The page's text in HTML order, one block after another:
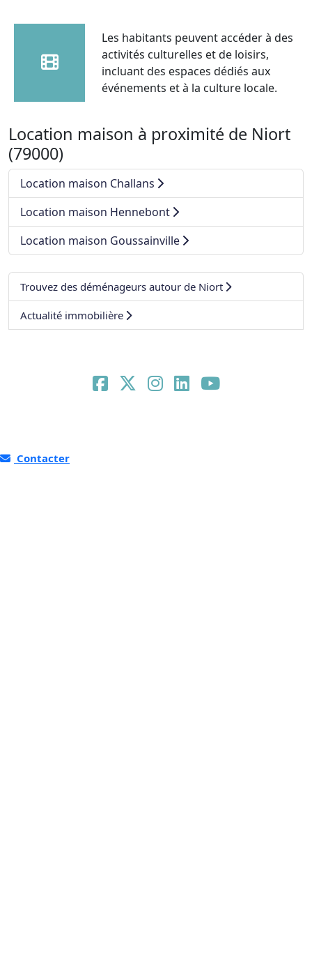
Les habitants peuvent accéder à des
activités culturelles et de loisirs,
incluant des espaces dédiés aux
événements et à la culture locale.
Location maison à proximité de Niort
(79000)
Location maison Challans
Location maison Hennebont
Location maison Goussainville
Trouvez des déménageurs autour de Niort
Actualité immobilière
Contacter